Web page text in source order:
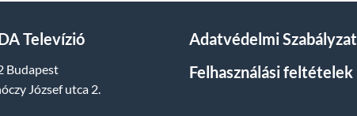
Televízió
Budapest
József utca 2.
Adatvédelmi Szabályzat
Felhasználási feltételek